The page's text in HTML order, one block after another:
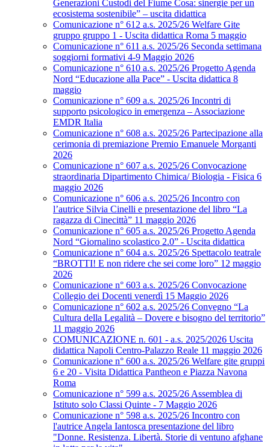
Generazioni Custodi del Fiume Cosa: sinergie per un
ecosistema sostenibile” – uscita didattica
Comunicazione n° 612 a.s. 2025/26 Welfare Gite
gruppo gruppo 1 - Uscita didattica Roma 5 maggio
Comunicazione n° 611 a.s. 2025/26 Seconda settimana
soggiorni formativi 4-9 Maggio 2026
Comunicazione n° 610 a.s. 2025/26 Progetto Agenda
Nord “Educazione alla Pace” - Uscita didattica 8
maggio
Comunicazione n° 609 a.s. 2025/26 Incontri di
supporto psicologico in emergenza – Associazione
EMDR Italia
Comunicazione n° 608 a.s. 2025/26 Partecipazione alla
cerimonia di premiazione Premio Emanuele Morganti
2026
Comunicazione n° 607 a.s. 2025/26 Convocazione
straordinaria Dipartimento Chimica/ Biologia - Fisica 6
maggio 2026
Comunicazione n° 606 a.s. 2025/26 Incontro con
l’autrice Silvia Cinelli e presentazione del libro “La
ragazza di Cinecittà” 11 maggio 2026
Comunicazione n° 605 a.s. 2025/26 Progetto Agenda
Nord “Giornalino scolastico 2.0” - Uscita didattica
Comunicazione n° 604 a.s. 2025/26 Spettacolo teatrale
“BROTTI! E non ridere che sei come loro” 12 maggio
2026
Comunicazione n° 603 a.s. 2025/26 Convocazione
Collegio dei Docenti venerdì 15 Maggio 2026
Comunicazione n° 602 a.s. 2025/26 Convegno “La
Cultura della Legalità – Dovere e bisogno del territorio”
11 maggio 2026
COMUNICAZIONE n. 601 - a.s. 2025/2026 Uscita
didattica Napoli Centro-Palazzo Reale 11 maggio 2026
Comunicazione n° 600 a.s. 2025/26 Welfare gite gruppi
6 e 20 - Visita Didattica Pantheon e Piazza Navona
Roma
Comunicazione n° 599 a.s. 2025/26 Assemblea di
Istituto solo Classi Quinte - 7 Maggio 2026
Comunicazione n° 598 a.s. 2025/26 Incontro con
l'autrice Angela Iantosca presentazione del libro
"Donne. Resistenza. Libertà. Storie di ventuno afghane